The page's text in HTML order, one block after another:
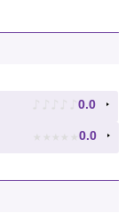
♪ ♪ ♪ ♪ ♪ 0.0
★ ★ ★ ★ ★ 0.0